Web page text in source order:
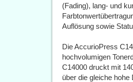
(Fading), lang- und
Auflösung sowie
Die AccurioPress
hochvolumigen
C14000 druckt mit
über die gleiche